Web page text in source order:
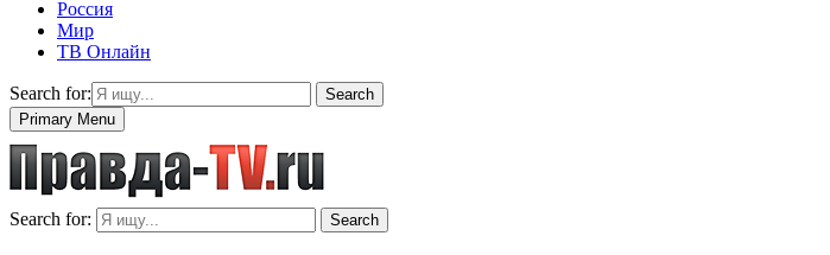
Россия
Мир
ТВ Онлайн
Search for:
Search
Primary Menu
Search for: Search